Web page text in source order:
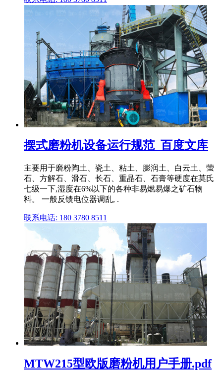
摆式磨粉机设备运行规范_百度文库
主要用于磨粉陶土、瓷土、粘土、膨润土、白云土、萤
石、方解石、滑石、长石、重晶石、石膏等硬度在莫氏
七级一下,湿度在6%以下的各种非易燃易爆之矿石物
料。 一般反馈电位器调乱, .
联系电话: 180 3780 8511
MTW215型欧版磨粉机用户手册.pdf